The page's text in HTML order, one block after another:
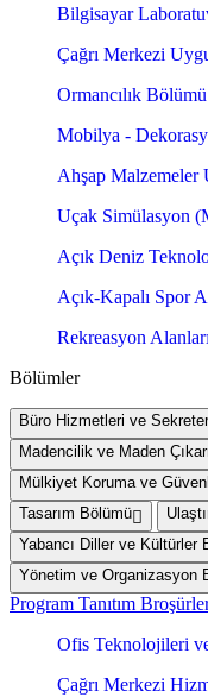
Bilgisayar
Çağrı Merkezi
Ormancılık
Mobilya -
Ahşap Malzemeler
Uçak Simülasyon
Açık Deniz
Açık-Kapalı Spor
Rekreasyon
Bölümler
Büro Hizmetleri ve
Madencilik ve Maden
Mülkiyet Koruma ve
Tasarım Bölümü
Yabancı Diller ve Kültürler
Yönetim ve Organizasyon
Program Tanıtım
Ofis Teknolojileri
Çağrı Merkezi